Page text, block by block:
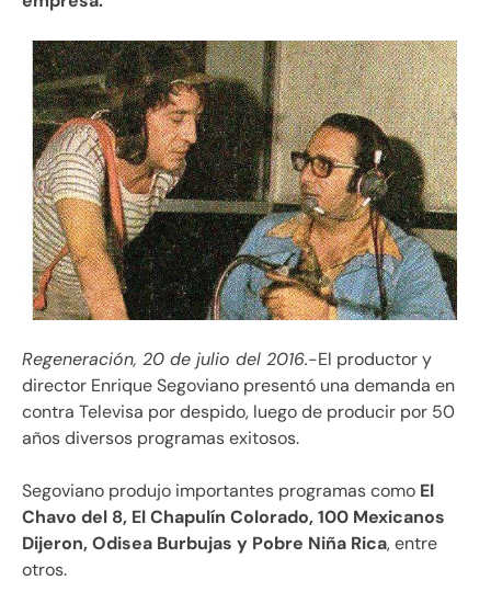
Regeneración, 20 de julio del 2016.-El productor y
director Enrique Segoviano presentó una demanda en
contra Televisa por despido, luego de producir por 50
años diversos programas exitosos.
Segoviano produjo importantes programas como El
Chavo del 8, El Chapulín Colorado, 100 Mexicanos
Dijeron, Odisea Burbujas y Pobre Niña Rica, entre
otros.